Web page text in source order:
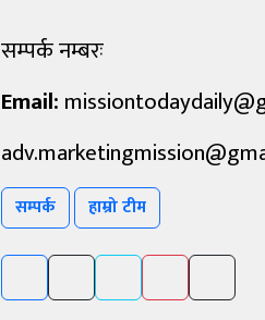
सम्पर्क नम्बरः
Email:
सम्पर्क हाम्रो टीम